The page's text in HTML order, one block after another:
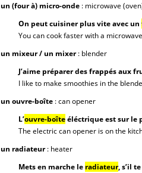
un (four à) micro-onde : microwave
On peut cuisiner plus vite avec un
You can cook faster with a
un mixeur / un mixer: blender
J’aime préparer des frappés aux
I like to make smoothies in the
un ouvre-boîte : can opener
L’ouvre-boîteéléctrique est sur le
The electric can opener is on the
un radiateur: heater
Mets en marche le radiateur, s’il